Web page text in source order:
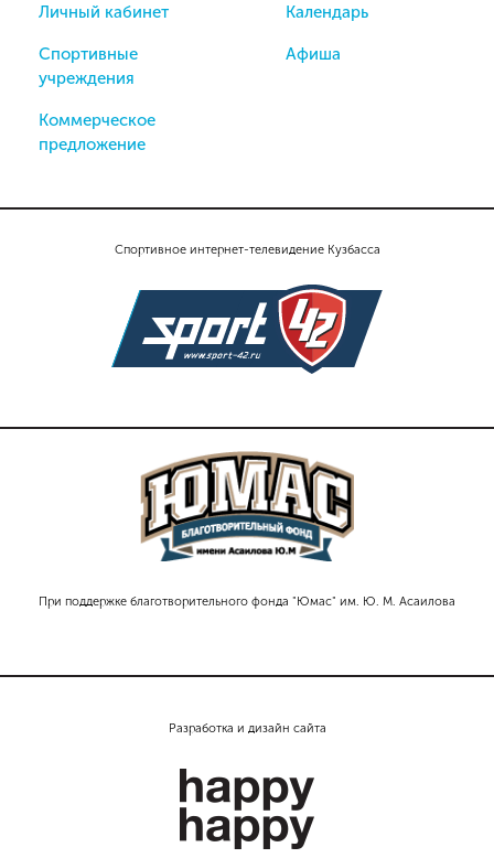
Спортивное интернет-телевидение Кузбасса
При поддержке благотворительного фонда "Юмас" им. Ю. М. Асаилова
Личный кабинет
Спортивные
учреждения
Коммерческое
предложение
Календарь
Афиша
Разработка и дизайн сайта